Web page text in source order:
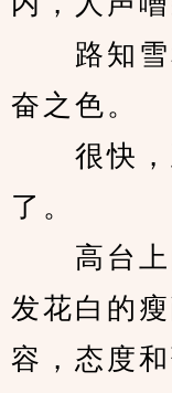
路知雪
奋之色。
很快，
了。
高台上
发花白的
容，态度